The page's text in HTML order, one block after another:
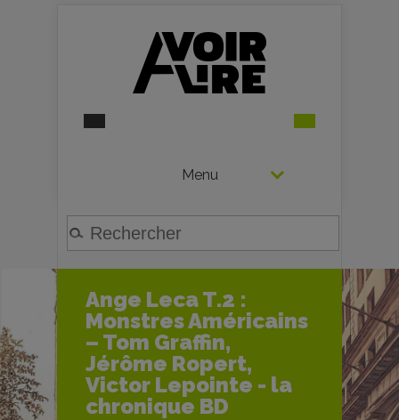
Menu
Ange Leca T.2 :
Monstres Américains
– Tom Graffin,
Jérôme Ropert,
Victor Lepointe - la
chronique BD